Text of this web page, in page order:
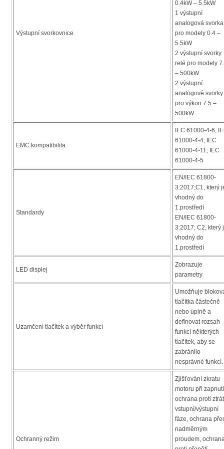
Výstupní svorkovnice
0.4kW – 5.5kW
1 výstupní
analogová svorka
pro modely 0.4 –
5.5kW
2 výstupní svorky
relé pro modely
– 500kW
2 výstupní
analogové svorky
pro výkon 7.5 –
500kW
EMC kompatibilita
IEC 61000-4-6;
61000-4-4; IEC
61000-4-11; IEC
61000-4-5
Standardy
EN/IEC 61800-
3:2017;C1, který
vhodný do
1.prostředí
EN/IEC 61800-
3:2017; C2, který
vhodný do
1.prostředí
LED displej
Zobrazuje
parametry
Uzamčení tlačítek a výběr funkcí
Umožňuje
tlačítka částečně
nebo úplně a
definovat rozsah
funkcí některých
tlačítek, aby se
zabránilo
nesprávné funkcí.
Ochranný režim
Zjišťování zkratu
motoru při
ochrana proti
vstupní/výstupní
fáze, ochrana
nadměrným
proudem,